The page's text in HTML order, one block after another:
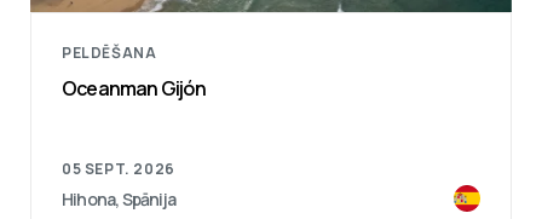
PELDĒŠANA
Oceanman Gijón
05 SEPT. 2026
Hihona, Spānija